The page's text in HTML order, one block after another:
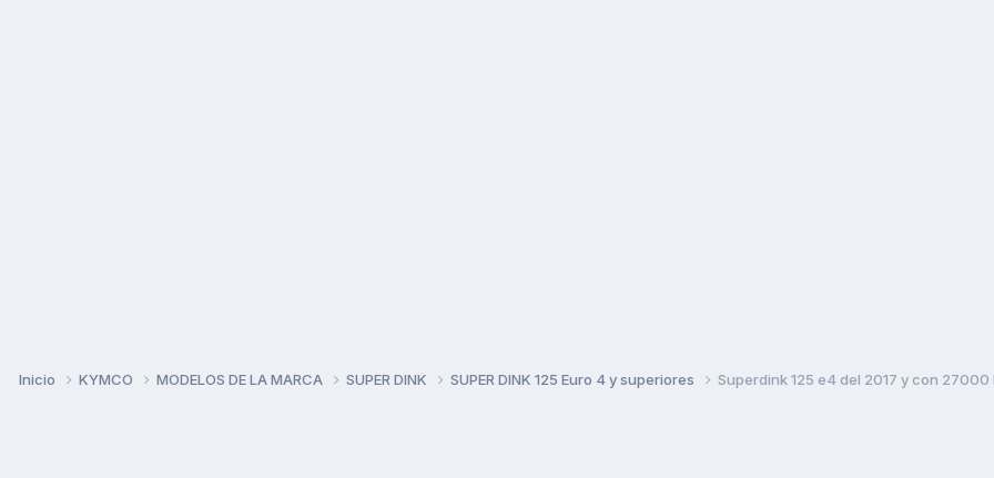
Inicio KYMCO MODELOS DE LA MARCA SUPER DINK SUPER DINK 125 Euro 4 y superiores Superdink 125 e4 del 2017 y con 27000